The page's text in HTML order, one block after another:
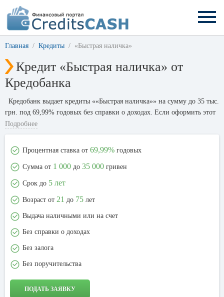
Главная Кредиты «Быстрая наличка»
Кредит «Быстрая наличка» от
Кредобанка
Кредобанк выдает кредиты ««Быстрая наличка»» на сумму до 35 тыс.
грн. под 69,99% годовых без справки о доходах. Если оформить этот
кредит на сумму 20 000 гривен на 12 месяцев, то переплата составит
8 364 гривны.
Подробнее
Процентная ставка от 69,99% годовых
Сумма от 1 000 до 35 000 гривен
Срок до 5 лет
Возраст от 21 до 75 лет
Выдача наличными или на счет
Без справки о доходах
Без залога
Без поручительства
ПОДАТЬ ЗАЯВКУ